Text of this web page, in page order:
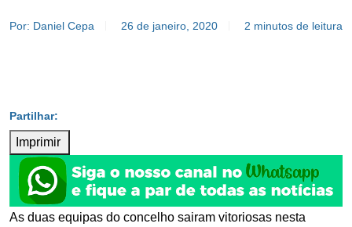
Por: Daniel Cepa 26 de janeiro, 2020 2 minutos de leitura
Imprimir
As duas equipas do concelho sairam vitoriosas nesta